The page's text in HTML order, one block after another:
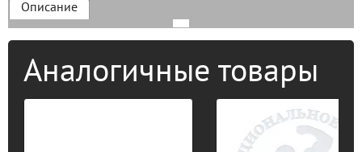
Описание
Аналогичные товары